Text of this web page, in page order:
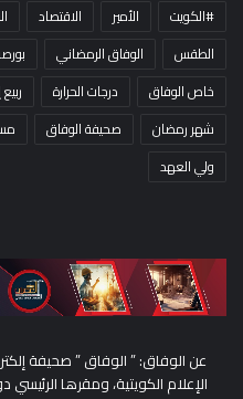
#الكويت الأمير الاقتصاد
الطقس
الوفاق الرمضاني
خاص الوفاق
درجات الحرارة
شهر رمضان
صحيفة الوفاق
ولي العهد
عن الوفاق: ” الوفاق ” صحيفة
الإعلام الكويتية، ومقرها